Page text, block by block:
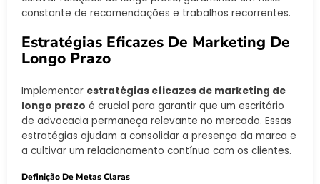
constante de recomendações e trabalhos recorrentes.
Estratégias Eficazes De Marketing De
Longo Prazo
Implementar estratégias eficazes de marketing de
longo prazo é crucial para garantir que um escritório
de advocacia permaneça relevante no mercado. Essas
estratégias ajudam a consolidar a presença da marca e
a cultivar um relacionamento contínuo com os clientes.
Definição De Metas Claras